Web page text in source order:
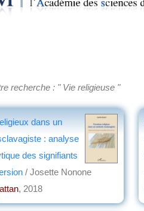
recherche : " Vie religieuse "
dans un
: analyse
des signifiants
/ Josette Nonone
, 2018